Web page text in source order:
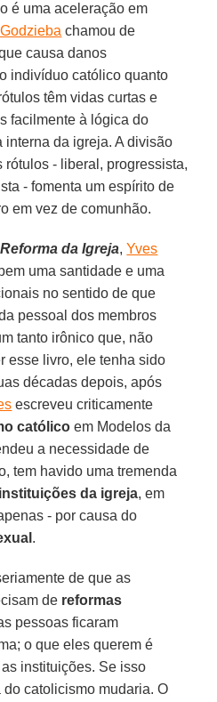
é uma aceleração em
chamou de
causa danos
indivíduo católico quanto
têm vidas curtas e
facilmente à lógica do
interna da igreja. A divisão
- liberal, progressista,
- fomenta um espírito de
em vez de comunhão.
da Igreja,Yves
uma santidade e uma
no sentido de que
pessoal dos membros
tanto irônico que, não
esse livro, ele tenha sido
décadas depois, após
escreveu criticamente
católico em Modelos da
a necessidade de
tem havido uma tremenda
instituições da igreja, em
- por causa do
.
de que as
de reformas
pessoas ficaram
o que eles querem é
instituições. Se isso
catolicismo mudaria. O